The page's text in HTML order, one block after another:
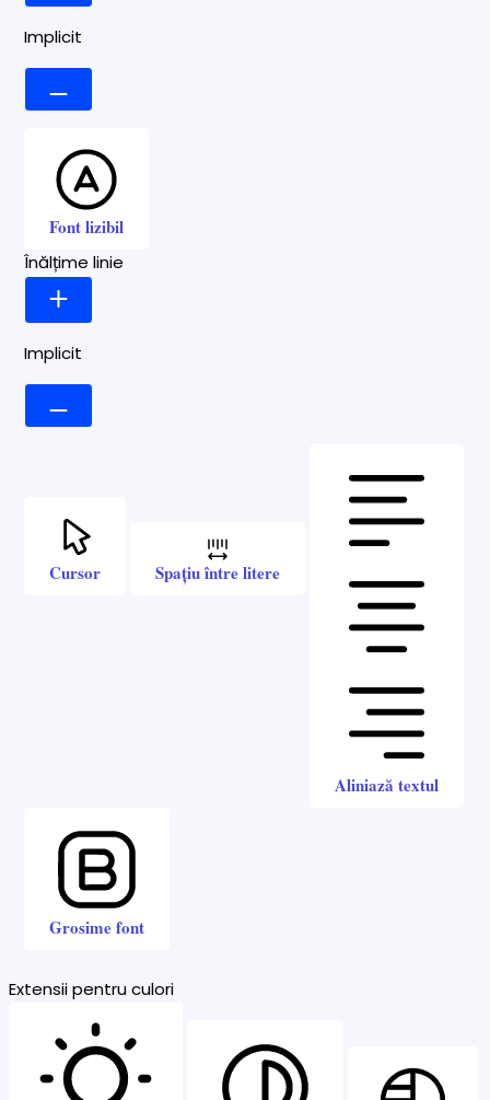
Implicit
Font lizibil
Înălțime linie
Implicit
Cursor Spațiu între litere
Aliniază textul
Grosime font
Extensii pentru culori